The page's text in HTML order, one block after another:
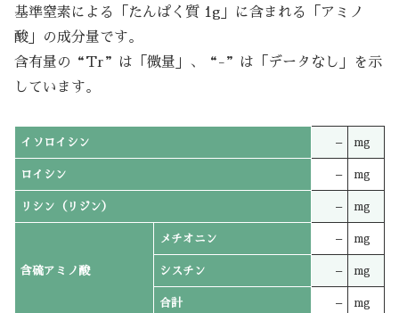
基準窒素による「たんぱく質 1g」に含まれる「アミノ
酸」の成分量です。
含有量の“Tr”は「微量」、“-”は「データなし」を示
しています。
イソロイシン – mg
ロイシン – mg
リシン（リジン） – mg
含硫アミノ酸
メチオニン – mg
シスチン – mg
合計 – mg